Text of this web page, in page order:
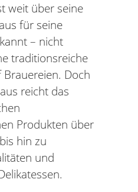
weit über seine
für seine
– nicht
traditionsreiche
Doch
reicht das
Produkten über
hin zu
und